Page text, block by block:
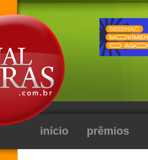
início prêmios